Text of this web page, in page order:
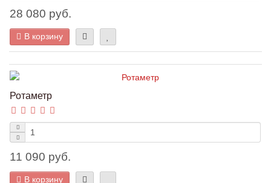
28 080 руб.
В корзину
Ротаметр
11 090 руб.
В корзину